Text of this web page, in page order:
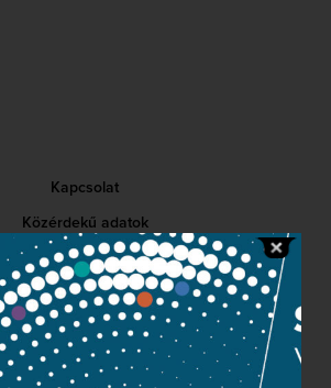
Kapcsolat
Közérdekű adatok
Sajtószoba
Adatvédelem
Impresszum